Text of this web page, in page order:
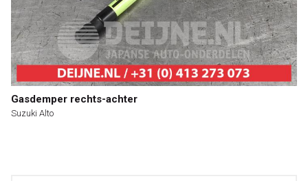
Gasdemper rechts-achter
Suzuki Alto